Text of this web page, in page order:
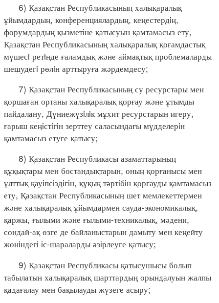
6) Қазақстан Республикасының халықаралық
ұйымдардың, конференциялардың, кеңестердiң,
форумдардың қызметiне қатысуын қамтамасыз ету,
Қазақстан Республикасының халықаралық қоғамдастық
мүшесi ретiнде ғаламдық және аймақтық проблемаларды
шешудегi рөлiн арттыруға жәрдемдесу;
7) Қазақстан Республикасының су ресурстары мен
қоршаған ортаны халықаралық қорғау және ұтымды
пайдалану, Дүниежүзiлiк мұхит ресурстарын игеру,
ғарыш кеңiстiгiн зерттеу саласындағы мүдделерiн
қамтамасыз етуге қатысу;
8) Қазақстан Республикасы азаматтарының
құқықтары мен бостандықтарын, оның қорғанысы мен
ұлттық қауiпсiздiгiн, құқық тәртiбiн қорғауды қамтамасыз
ету, Қазақстан Республикасының шет мемлекеттермен
және халықаралық ұйымдармен сауда-экономикалық,
қаржы, ғылыми және ғылыми-техникалық, мәдени,
сондай-ақ өзге де байланыстарын дамыту мен кеңейту
жөнiндегi iс-шараларды әзiрлеуге қатысу;
9) Қазақстан Республикасы қатысушысы болып
табылатын халықаралық шарттардың орындалуын жалпы
қадағалау мен бақылауды жүзеге асыру;